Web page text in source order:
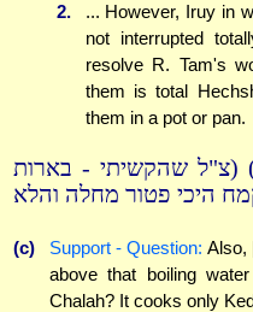
2.
... However, Iruy in
not interrupted
resolve R. Tam's
them is total
them in a pot or pan.
(צ"ל שהקשיתי - בארות
היכי פטור מחלה והלא
(c) Support - Question: Also,
above that boiling
Chalah? It cooks only